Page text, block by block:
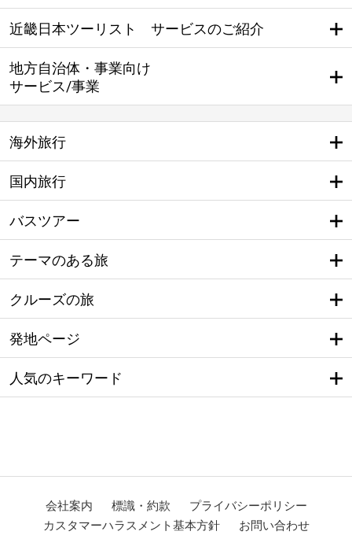
近畿日本ツーリスト サービスのご紹介
地方自治体・事業向け
サービス/事業
海外旅行
国内旅行
バスツアー
テーマのある旅
クルーズの旅
発地ページ
人気のキーワード
会社案内 標識・約款
プライバシーポリシー
カスタマーハラスメント基本方針
お問い合わせ